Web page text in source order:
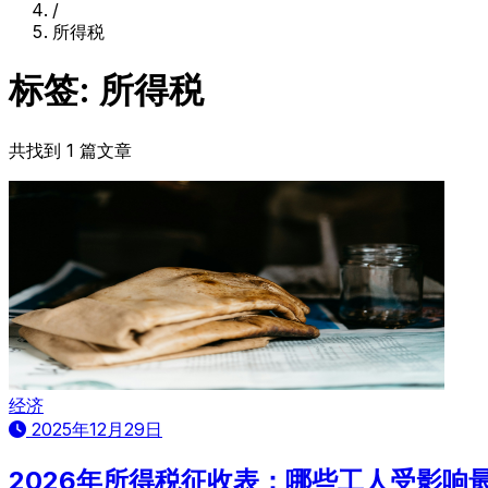
/
所得税
标签: 所得税
共找到 1 篇文章
经济
2025年12月29日
2026年所得税征收表：哪些工人受影响